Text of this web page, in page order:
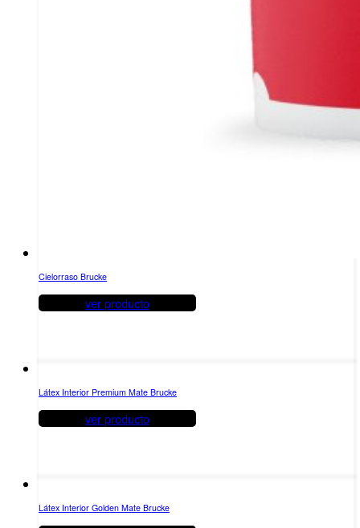
Cielorraso Brucke
ver producto
Látex Interior Premium Mate Brucke
ver producto
Látex Interior Golden Mate Brucke